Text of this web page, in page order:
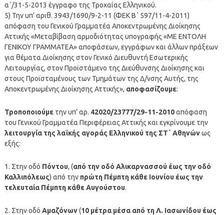
α΄/31-5-2013 έγγραφο της Τροχαίας Ελληνικού.
5) Την υπ’ αριθ. 3943/1690/9-2-11 (ΦΕΚ Β΄ 597/11-4-2011)
απόφαση του Γενικού Γραμματέα Αποκεντρωμένης Διοίκησης
Αττικής «Μεταβίβαση αρμοδιότητας υπογραφής «ΜΕ ΕΝΤΟΛΗ
ΓΕΝΙΚΟΥ ΓΡΑΜΜΑΤΕΑ» αποφάσεων, εγγράφων και άλλων πράξεων
για θέματα Διοίκησης στον Γενικό Διευθυντή Εσωτερικής
Λειτουργίας, στον Προϊστάμενο της Διεύθυνσης Διοίκησης και
στους Προϊσταμένους των Τμημάτων της Δ/νσης Αυτής, της
Αποκεντρωμένης Διοίκησης Αττικής», αποφασίζουμε:
Τροποποιούμετην υπ’ αρ. 42020/23777/29-11-2010απόφαση
του Γενικού Γραμματέα Περιφέρειας Αττικής και εγκρίνουμε την
λειτουργία της λαϊκής αγοράς Ελληνικού της ΣΤ΄ Αθηνώνως
εξής:
1. Στην οδό Πόντου, (από την οδό Αλικαρνασσού έως την οδό
Καλλιπόλεως) από την πρώτη Πέμπτη κάθε Ιουνίου έως την
τελευταία Πέμπτη κάθε Αυγούστου.
2. Στην οδό Αμαζόνων(10 μέτρα μέσα από τη Λ. Ιασωνίδου έως